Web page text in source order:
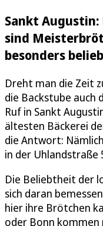
Sankt
sind
besonders
Dreht man die Zeit
die Backstube auch
Ruf in Sankt
ältesten Bäckerei
die Antwort:
in der Uhlandstraße
Die Beliebtheit der
sich daran
hier ihre Brötchen
oder Bonn kommen